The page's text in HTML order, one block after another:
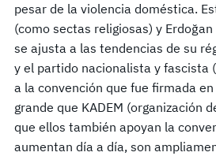
pesar de la violencia doméstica.
(como sectas religiosas) y
se ajusta a las tendencias de su
y el partido nacionalista y fascista
a la convención que fue firmada
grande que KADEM (organización
que ellos también apoyan la
aumentan día a día, son